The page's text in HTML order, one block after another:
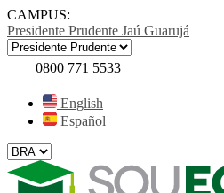
CAMPUS:
Presidente Prudente Jaú Guarujá
0800 771 5533
English
Español